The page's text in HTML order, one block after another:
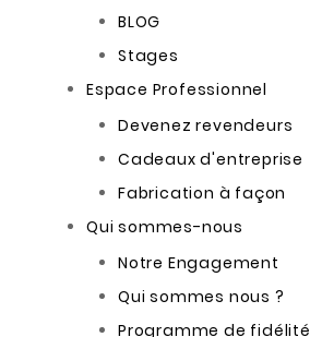
BLOG
Stages
Espace Professionnel
Devenez revendeurs
Cadeaux d'entreprise
Fabrication à façon
Qui sommes-nous
Notre Engagement
Qui sommes nous ?
Programme de fidélité